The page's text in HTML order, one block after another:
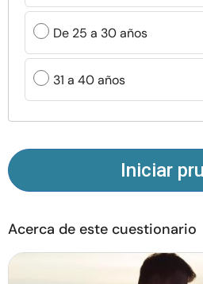
Recursos
Comunidad
Encuentra un terapeuta
Sobre nosotros Contáctanos
nosotros
© Copyright 2026. Todos los
De 25 a 30 años
31 a 40 años
Iniciar
Acerca de este cuestionario